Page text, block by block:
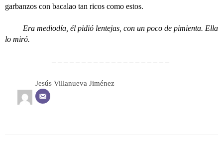
garbanzos con bacalao tan ricos como estos.
Era mediodía, él pidió lentejas, con un poco de pimienta. Ella
lo miró.
– – – – – – – – – – – – – – – – – – – –
Jesús Villanueva Jiménez